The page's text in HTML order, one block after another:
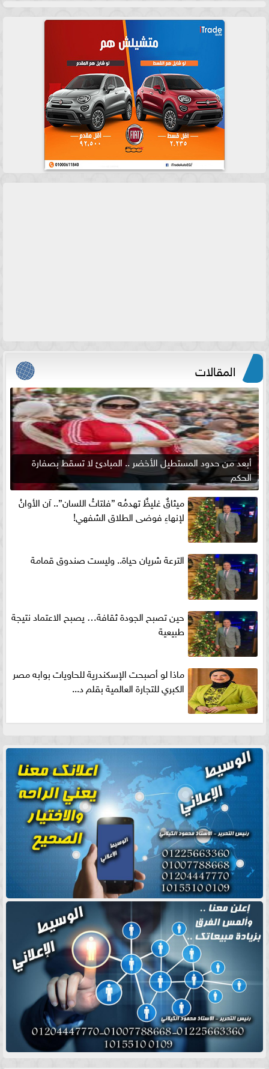
المقالات
أبعد من حدود المستطيل الأخضر .. المبادئ لا تسقط بصفارة
الحكم
ميثاقٌ غليظٌ تهدمُه ”فلتاتُ اللسان”.. آن الأوانُ
لإنهاءِ فوضى الطلاق الشفهي!
الترعة شريان حياة.. وليست صندوق قمامة
حين تصبح الجودة ثقافة… يصبح الاعتماد نتيجة
طبيعية
ماذا لو أصبحت الإسكندرية للحاويات بوابه مصر
الكبري للتجارة العالمية بقلم د...